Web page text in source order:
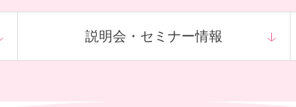
説明会・ セミナー情報